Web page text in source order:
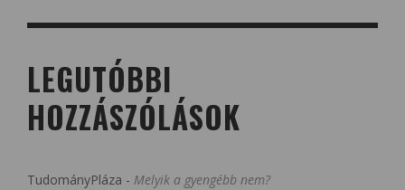
LEGUTÓBBI
HOZZÁSZÓLÁSOK
TudományPláza - Melyik a gyengébb nem?